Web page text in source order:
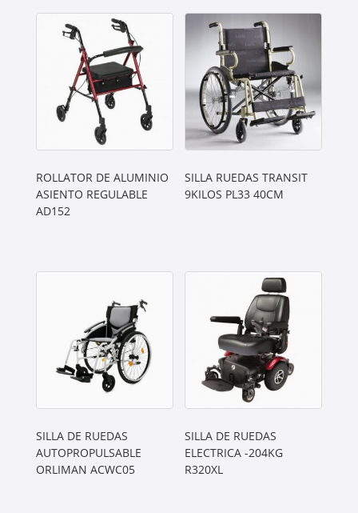
ROLLATOR DE ALUMINIO
ASIENTO REGULABLE
AD152
SILLA RUEDAS TRANSIT
9KILOS PL33 40CM
SILLA DE RUEDAS
AUTOPROPULSABLE
ORLIMAN ACWC05
SILLA DE RUEDAS
ELECTRICA -204KG
R320XL